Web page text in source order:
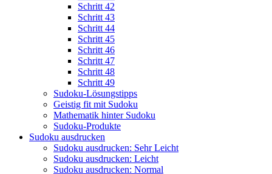
Schritt 42
Schritt 43
Schritt 44
Schritt 45
Schritt 46
Schritt 47
Schritt 48
Schritt 49
Sudoku-Lösungstipps
Geistig fit mit Sudoku
Mathematik hinter Sudoku
Sudoku-Produkte
Sudoku ausdrucken
Sudoku ausdrucken: Sehr Leicht
Sudoku ausdrucken: Leicht
Sudoku ausdrucken: Normal